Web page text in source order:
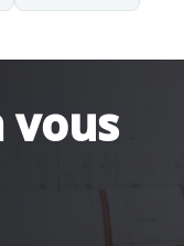
vous